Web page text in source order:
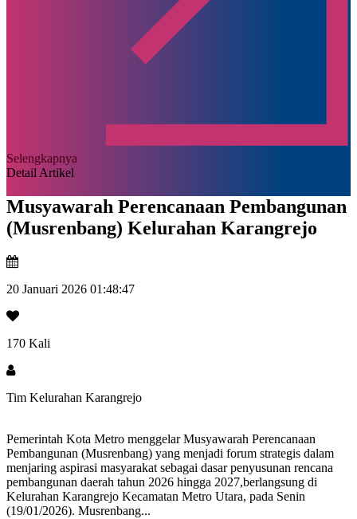
Selengkapnya
Detail Artikel
Musyawarah Perencanaan Pembangunan
(Musrenbang) Kelurahan Karangrejo
20 Januari 2026 01:48:47
170 Kali
Tim Kelurahan Karangrejo
Pemerintah Kota Metro menggelar Musyawarah Perencanaan
Pembangunan (Musrenbang) yang menjadi forum strategis dalam
menjaring aspirasi masyarakat sebagai dasar penyusunan rencana
pembangunan daerah tahun 2026 hingga 2027,berlangsung di
Kelurahan Karangrejo Kecamatan Metro Utara, pada Senin
(19/01/2026). Musrenbang...